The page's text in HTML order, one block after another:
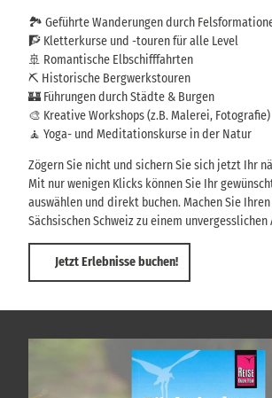
🏞️ Geführte Wanderungen durch
🧗 Kletterkurse und -touren für alle Level
🚢 Romantische Elbschifffahrten
⛏️ Historische Bergwerkstouren
🏰 Führungen durch Städte & Burgen
🎨 Kreative Workshops (z.B. Malerei, Fotografie)
🧘 Yoga- und Meditationskurse in der Natur
Zögern Sie nicht und sichern Sie sich jetzt Ihr
Mit nur wenigen Klicks können Sie Ihr
auswählen und direkt buchen. Machen Sie
Sächsischen Schweiz zu einem unvergesslichen
Jetzt Erlebnisse buchen!